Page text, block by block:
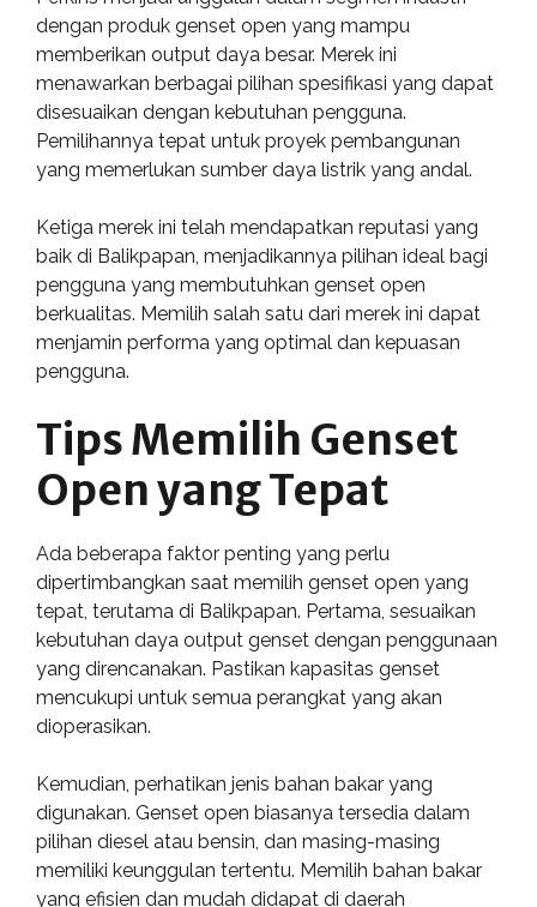
dengan produk genset open yang mampu
memberikan output daya besar. Merek ini
menawarkan berbagai pilihan spesifikasi yang dapat
disesuaikan dengan kebutuhan pengguna.
Pemilihannya tepat untuk proyek pembangunan
yang memerlukan sumber daya listrik yang andal.
Ketiga merek ini telah mendapatkan reputasi yang
baik di Balikpapan, menjadikannya pilihan ideal bagi
pengguna yang membutuhkan genset open
berkualitas. Memilih salah satu dari merek ini dapat
menjamin performa yang optimal dan kepuasan
pengguna.
Tips Memilih Genset
Open yang Tepat
Ada beberapa faktor penting yang perlu
dipertimbangkan saat memilih genset open yang
tepat, terutama di Balikpapan. Pertama, sesuaikan
kebutuhan daya output genset dengan penggunaan
yang direncanakan. Pastikan kapasitas genset
mencukupi untuk semua perangkat yang akan
dioperasikan.
Kemudian, perhatikan jenis bahan bakar yang
digunakan. Genset open biasanya tersedia dalam
pilihan diesel atau bensin, dan masing-masing
memiliki keunggulan tertentu. Memilih bahan bakar
yang efisien dan mudah didapat di daerah